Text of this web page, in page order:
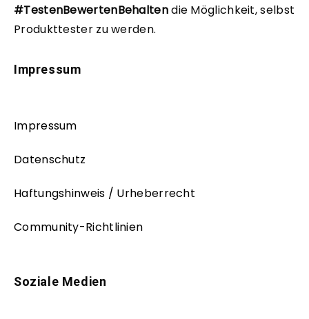
#TestenBewertenBehaltendie Möglichkeit, selbst
Produkttester zu werden.
Impressum
Impressum
Datenschutz
Haftungshinweis / Urheberrecht
Community-Richtlinien
Soziale Medien